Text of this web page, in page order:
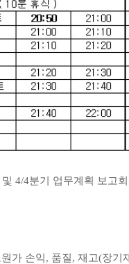
4/4분기 업무계획 보고
가 손익, 품질, 재고(장기